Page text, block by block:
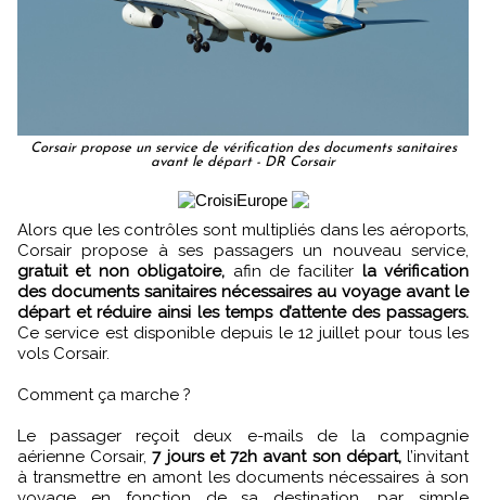
Corsair propose un service de vérification des documents sanitaires
avant le départ - DR Corsair
Alors que les contrôles sont multipliés dans les aéroports,
Corsair propose à ses passagers un nouveau service,
gratuit et non obligatoire, afin de faciliter la vérification
des documents sanitaires nécessaires au voyage avant le
départ et réduire ainsi les temps d’attente des passagers.
Ce service est disponible depuis le 12 juillet pour tous les
vols Corsair.
Comment ça marche ?
Le passager reçoit deux e-mails de la compagnie
aérienne Corsair,7 jours et 72h avant son départ,l’invitant
à transmettre en amont les documents nécessaires à son